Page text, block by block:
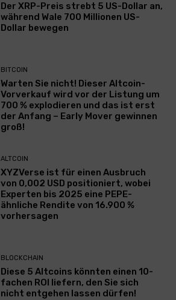
Der XRP-Preis strebt 5 US-Dollar an,
während Wale 700 Millionen US-
Dollar bewegen
BITCOIN
Warten Sie nicht! Dieser Altcoin-
Vorverkauf wird vor der Listung um
700 % explodieren und das ist erst
der Anfang – Early Mover gewinnen
groß!
ALTCOIN
XYZVerse ist für einen Ausbruch
von 0,002 USD positioniert, wobei
Experten bis 2025 eine PEPE-
ähnliche Rendite von 16.900 %
vorhersagen
BLOCKCHAIN
Diese 5 Altcoins könnten einen 10-
fachen ROI liefern, den Sie sich
nicht entgehen lassen dürfen!